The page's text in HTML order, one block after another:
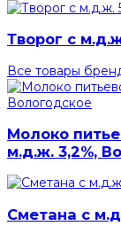
Творог с
Все товары
Молоко
м.д.ж. 3,2%,
Сметана с